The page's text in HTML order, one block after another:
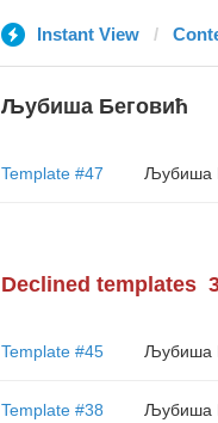
Instant View
Љубиша Беговић
Template #47 Љубиша
Declined templates
Template #45 Љубиша
Template #38 Љубиша